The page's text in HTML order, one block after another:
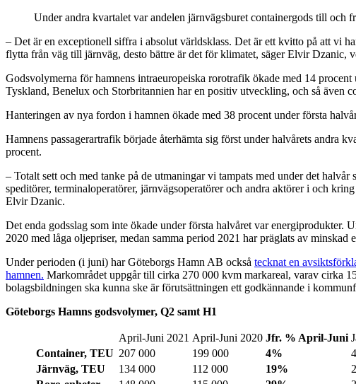
Under andra kvartalet var andelen järnvägsburet containergods till och
– Det är en exceptionell siffra i absolut världsklass. Det är ett kvitto på att vi
flytta från väg till järnväg, desto bättre är det för klimatet, säger Elvir Dzanic,
Godsvolymerna för hamnens intraeuropeiska rorotrafik ökade med 14
Tyskland, Benelux och Storbritannien har en positiv utveckling, och så även
Hanteringen av nya fordon i hamnen ökade med 38 procent under första
Hamnens passagerartrafik började återhämta sig först under halvårets andra
procent.
– Totalt sett och med tanke på de utmaningar vi tampats med under det
speditörer, terminaloperatörer, järnvägsoperatörer och andra aktörer i och
Elvir Dzanic.
Det enda godsslag som inte ökade under första halvåret var
2020 med låga oljepriser, medan samma period 2021 har präglats av
Under perioden (i juni) har Göteborgs Hamn AB också tecknat en
hamnen. Markområdet uppgår till cirka 270 000 kvm markareal, varav cirka
bolagsbildningen ska kunna ske är förutsättningen ett godkännande i
Göteborgs Hamns godsvolymer, Q2 samt H1
April-Juni 2021 April-Juni 2020 Jfr. % April-Juni
Container, TEU 207 000 199 000 4%
Järnväg, TEU
134 000 112 000 19%